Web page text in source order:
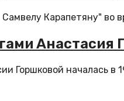
Карапетяну" во
Анастасия
Горшковой началась